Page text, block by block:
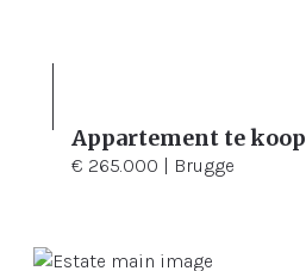
1 102 m²
Appartement te koop
€ 265.000 | Brugge